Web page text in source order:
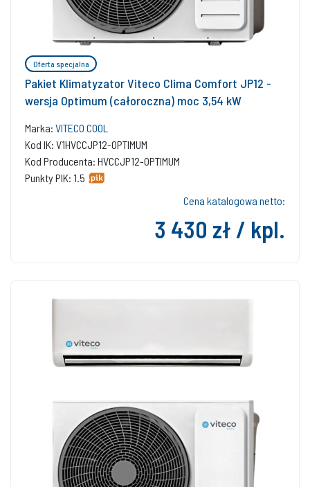
Oferta specjalna
Pakiet Klimatyzator Viteco Clima Comfort JP12 -
wersja Optimum (całoroczna) moc 3,54 kW
Marka: VITECO COOL
Kod IK: V1HVCCJP12-OPTIMUM
Kod Producenta: HVCCJP12-OPTIMUM
Punkty PIK: 1.5
Cena katalogowa netto:
3 430 zł / kpl.